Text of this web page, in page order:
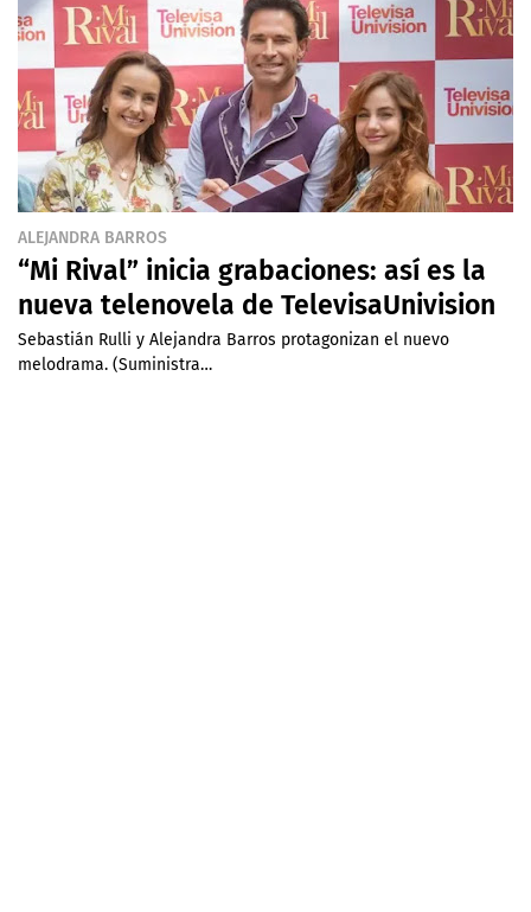
ALEJANDRA BARROS
“Mi Rival” inicia grabaciones: así es la
nueva telenovela de TelevisaUnivision
Sebastián Rulli y Alejandra Barros protagonizan el nuevo
melodrama. (Suministra…